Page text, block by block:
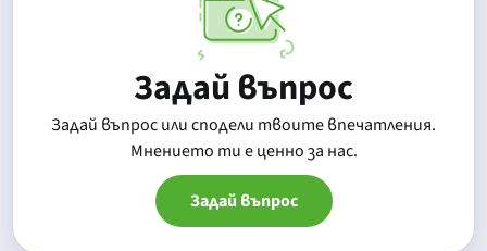
Задай въпрос
Задай въпрос или сподели твоите впечатления.
Mнението ти е ценно за нас.
Задай въпрос